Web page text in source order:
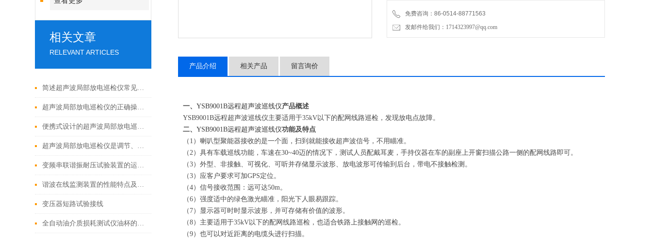
相关文章
RELEVANT ARTICLES
简述超声波局部放电巡检仪常见问题的诊断及解决方法
超声波局部放电巡检仪的正确操作步骤分享
便携式设计的超声波局部放电巡检仪一人即可操作
超声波局部放电巡检仪是调节、测量和输出的测试设备之一
变频串联谐振耐压试验装置的运用原理
谐波在线监测装置的性能特点及参数
变压器短路试验接线
全自动油介质损耗测试仪油杯的清洗
免费咨询：86-0514-88771563
发邮件给我们：1714323997@qq.com
产品介绍 相关产品 留言询价
一、 YSB9001B远程超声波巡线仪产品概述
YSB9001B远程超声波巡线仪主要适用于35kV以下的配网线路巡检，发现放电点故障。
二、 YSB9001B远程超声波巡线仪功能及特点
（1）喇叭型聚能器接收的是一个面，扫到就能接收超声波信号，不用瞄准。
（2）具有车载巡线功能，车速在30~40迈的情况下，测试人员配戴耳麦，手持仪器在车的副座上开窗扫描公路一侧的配网线路即可。
（3）外型、非接触、可视化、可听并存储显示波形、放电波形可传输到后台，带电不接触检测。
（3）应客户要求可加GPS定位。
（4）信号接收范围：远可达50m。
（6）强度适中的绿色激光瞄准，阳光下人眼易跟踪。
（7）显示器可时时显示波形，并可存储有价值的波形。
（8） 主要适用于35kV以下的配网线路巡检，也适合铁路上接触网的巡检。
（9）也可以对近距离的电缆头进行扫描。